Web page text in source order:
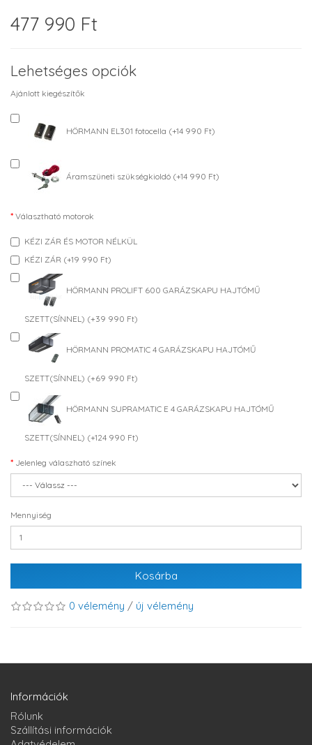
477 990 Ft
Lehetséges opciók
Ajánlott kiegészítők
HÖRMANN EL301 fotocella (+14 990 Ft)
Áramszüneti szükségkioldó (+14 990 Ft)
Választható motorok
KÉZI ZÁR ÉS MOTOR NÉLKÜL
KÉZI ZÁR (+19 990 Ft)
HÖRMANN PROLIFT 600 GARÁZSKAPU HAJTÓMŰ
SZETT(SÍNNEL) (+39 990 Ft)
HÖRMANN PROMATIC 4 GARÁZSKAPU HAJTÓMŰ
SZETT(SÍNNEL) (+69 990 Ft)
HÖRMANN SUPRAMATIC E 4 GARÁZSKAPU HAJTÓMŰ
SZETT(SÍNNEL) (+124 990 Ft)
Jelenleg válaszható színek
Mennyiség
Kosárba
0 vélemény / új vélemény
Információk
Rólunk
Szállítási információk